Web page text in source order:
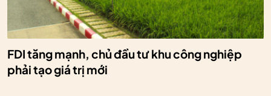
FDI tăng mạnh, chủ đầu tư khu công nghiệp
phải tạo giá trị mới